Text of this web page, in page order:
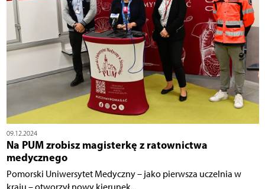
09.12.2024
Na PUM zrobisz magisterkę z ratownictwa
medycznego
Pomorski Uniwersytet Medyczny – jako pierwsza uczelnia w